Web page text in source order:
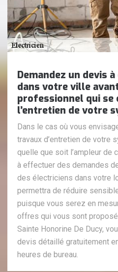
Demandez un devis
dans votre ville
professionnel qui se
l’entretien de votre
Dans le cas où vous
travaux d’entretien de votre
quelle que soit l’ampleur de
à effectuer des demandes
des électriciens dans votre
permettra de réduire
puisque vous serez en
offres qui vous sont
Sainte Honorine De Ducy,
devis détaillé gratuitement
heures de bureau.